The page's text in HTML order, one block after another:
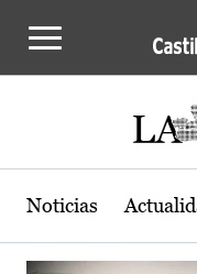
Actualidad
Noticias